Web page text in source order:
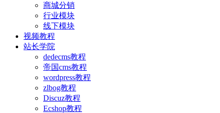
商城分销
行业模块
线下模块
视频教程
站长学院
dedecms教程
帝国cms教程
wordpress教程
zlbog教程
Discuz教程
Ecshop教程